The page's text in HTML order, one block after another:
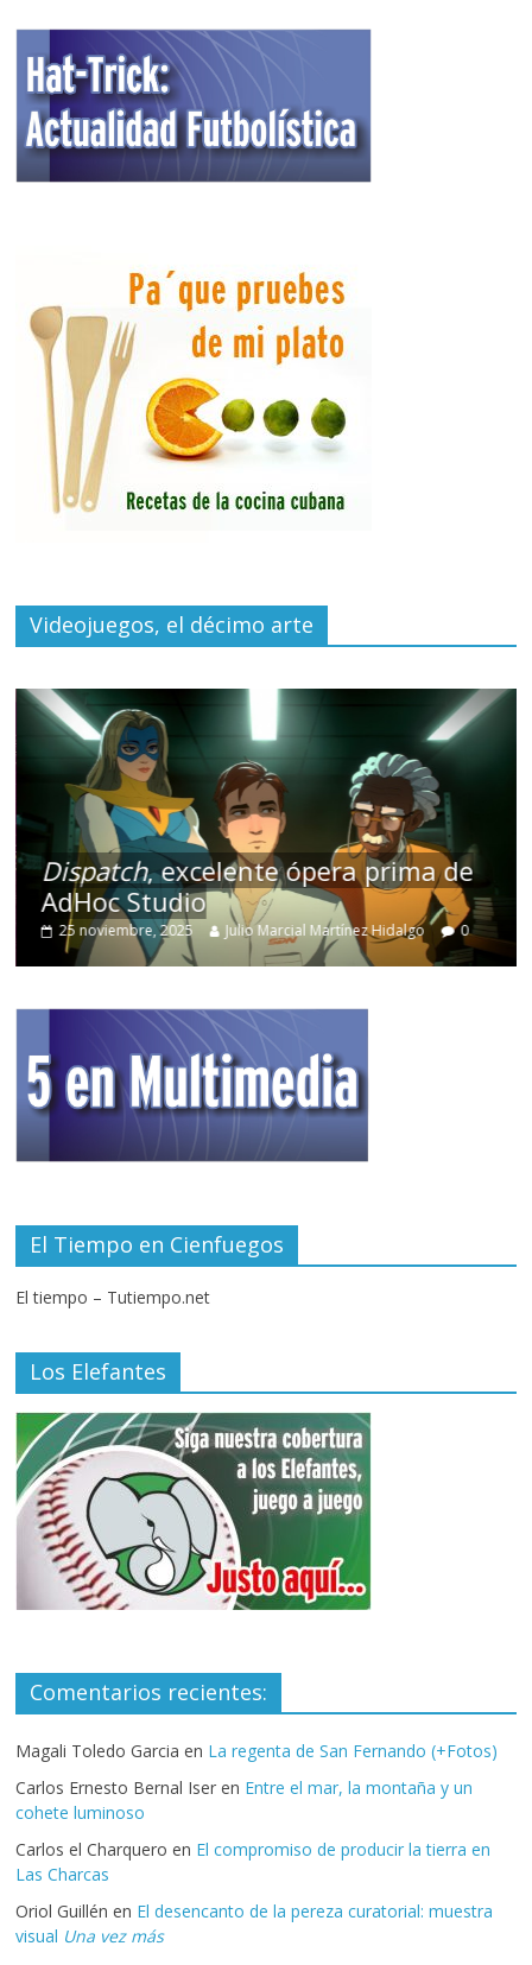
Videojuegos, el décimo arte
Dispatch, excelente ópera prima de
AdHoc Studio
25 noviembre, 2025 Julio Marcial Martínez Hidalgo 0
El Tiempo en Cienfuegos
El tiempo – Tutiempo.net
Los Elefantes
Comentarios recientes:
Magali Toledo Garcia en La regenta de San Fernando (+Fotos)
Carlos Ernesto Bernal Iser en Entre el mar, la montaña y un
cohete luminoso
Carlos el Charquero en El compromiso de producir la tierra en
Las Charcas
Oriol Guillén en El desencanto de la pereza curatorial: muestra
visual Una vez más